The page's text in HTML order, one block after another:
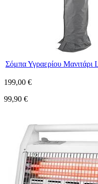
Σόμπα Υγραερίου
199,00 €
99,90 €